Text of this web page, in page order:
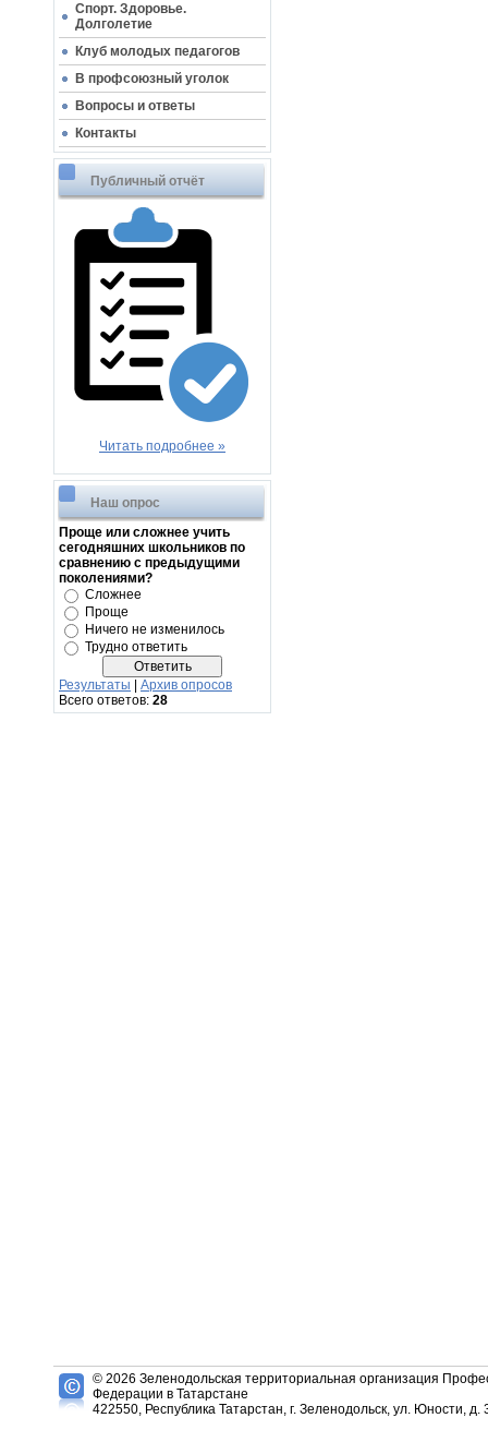
Спорт. Здоровье.
Долголетие
Клуб молодых педагогов
В профсоюзный уголок
Вопросы и ответы
Контакты
Публичный отчёт
Читать подробнее »
Наш опрос
Проще или сложнее учить
сегодняшних школьников по
сравнению с предыдущими
поколениями?
Сложнее
Проще
Ничего не изменилось
Трудно ответить
Результаты
Архив опросов
Всего ответов: 28
© 2026 Зеленодольская территориальная организация
Федерации в Татарстане
422550, Республика Татарстан, г. Зеленодольск, ул. Юности,